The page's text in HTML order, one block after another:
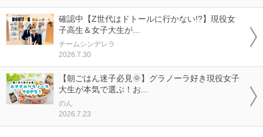
確認中【Z世代はドトールに行かない!?】現役女
子高生＆女子大生が...
チームシンデレラ
2026.7.30
【朝ごはん迷子必見🌞】グラノーラ好き現役女子
大生が本気で選ぶ！お...
のん
2026.7.23